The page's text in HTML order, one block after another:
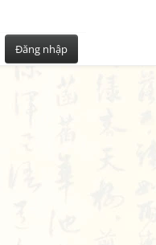
Đăng nhập